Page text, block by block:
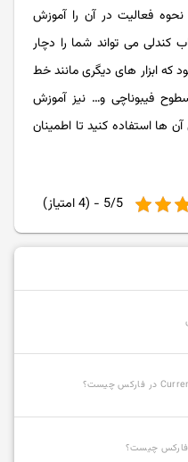
نحوه فعالیت در آن را آموزش
کندلی می تواند شما را دچار
که ابزار های دیگری مانند خط
فیبوناچی و… نیز آموزش
ها استفاده کنید تا اطمینان
5/5 - (4 امتیاز)